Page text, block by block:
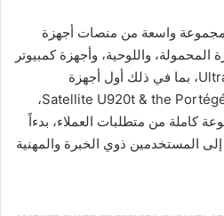
ففي 2013، قدمت Toshiba مجموعة واسعة من منصات أجهزة
المحمولة، واللوحية، وأجهزة كمبيوتر
الكل في واحد، وأجهزة Ultrabook، بما في ذلك أول أجهزة
Ultrabooks المتحوّلة: Satellite U920t & the Portégé Z10t،
كاملة من متطلبات العملاء، بدءاً
المستخدمين ذوي الخبرة والمهنية